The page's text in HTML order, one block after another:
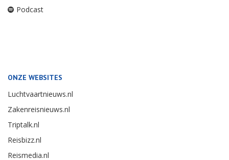
Podcast
ONZE WEBSITES
Luchtvaartnieuws.nl
Zakenreisnieuws.nl
Triptalk.nl
Reisbizz.nl
Reismedia.nl